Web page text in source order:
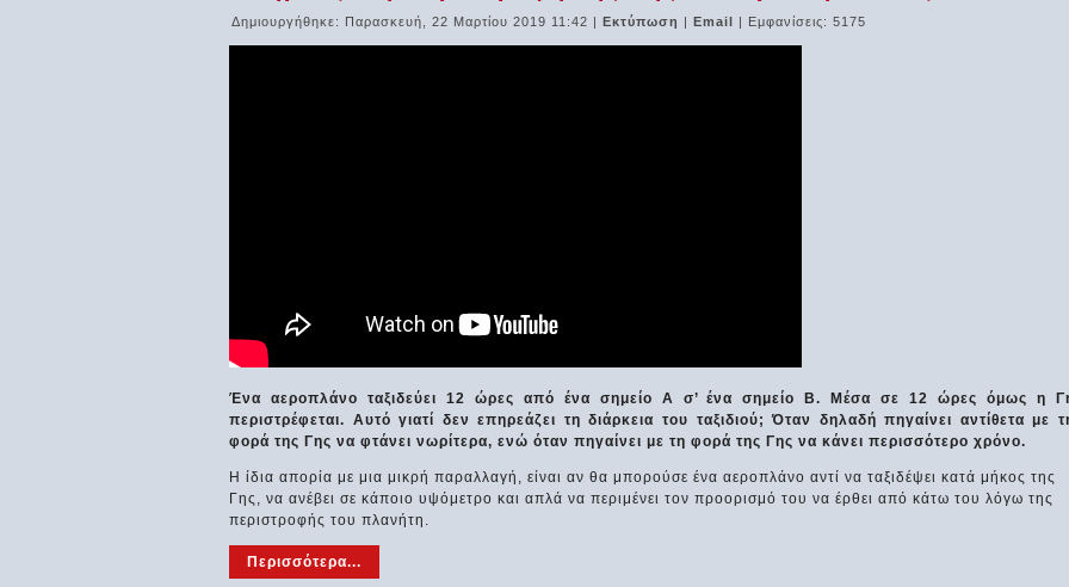
Δημιουργήθηκε: Παρασκευή, 22 Μαρτίου 2019 11:42 | Εκτύπωση | Email | Εμφανίσεις: 5175
Ένα αεροπλάνο ταξιδεύει 12 ώρες από ένα σημείο Α σ’ ένα σημείο Β. Μέσα σε 12 ώρες όμως η
περιστρέφεται. Αυτό γιατί δεν επηρεάζει τη διάρκεια του ταξιδιού; Όταν δηλαδή πηγαίνει αντίθετα με
φορά της Γης να φτάνει νωρίτερα, ενώ όταν πηγαίνει με τη φορά της Γης να κάνει περισσότερο χρόνο.
Η ίδια απορία με μια μικρή παραλλαγή, είναι αν θα μπορούσε ένα αεροπλάνο αντί να ταξιδέψει κατά μήκος της
Γης, να ανέβει σε κάποιο υψόμετρο και απλά να περιμένει τον προορισμό του να έρθει από κάτω του λόγω της
περιστροφής του πλανήτη.
Περισσότερα...